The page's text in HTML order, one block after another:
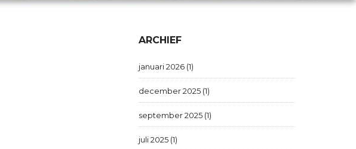
ARCHIEF
januari 2026 (1)
december 2025 (1)
september 2025 (1)
juli 2025 (1)